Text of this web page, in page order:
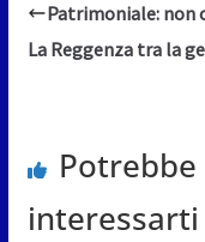
Patrimoniale: non
La Reggenza tra la
Potrebbe
interessarti